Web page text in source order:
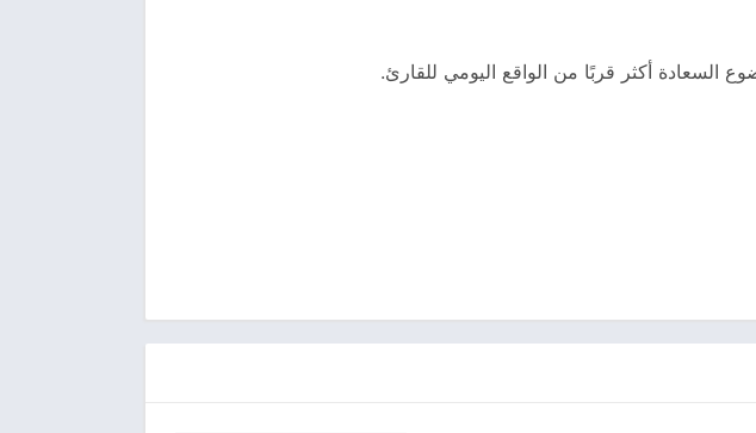
السعادة أكثر قربًا من الواقع اليومي للقارئ.